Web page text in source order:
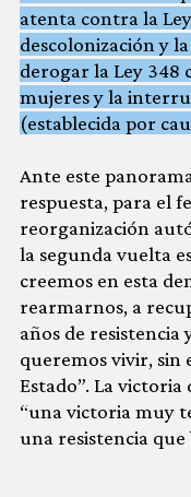
atenta contra la
descolonización y
derogar la Ley 348
mujeres y la
(establecida por
Ante este
respuesta, para el
reorganización
la segunda vuelta
creemos en esta
rearmarnos, a
años de resistencia
queremos vivir, sin
Estado”. La victoria
“una victoria muy
una resistencia